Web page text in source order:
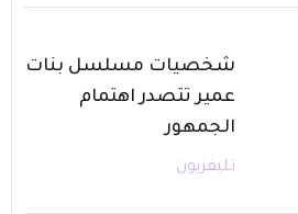
شخصيات مسلسل بنات
عمير تتصدر اهتمام
الجمهور
تليفزيون